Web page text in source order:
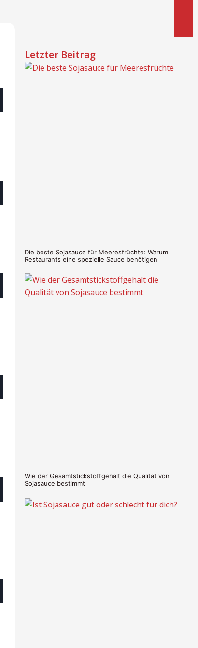
Letzter Beitrag
Die beste Sojasauce für Meeresfrüchte: Warum
Restaurants eine spezielle Sauce benötigen
Wie der Gesamtstickstoffgehalt die Qualität von
Sojasauce bestimmt